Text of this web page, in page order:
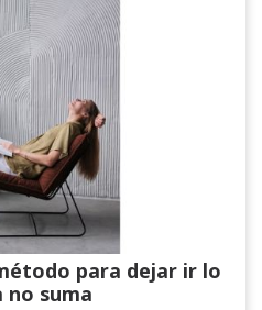
para dejar ir lo
no suma